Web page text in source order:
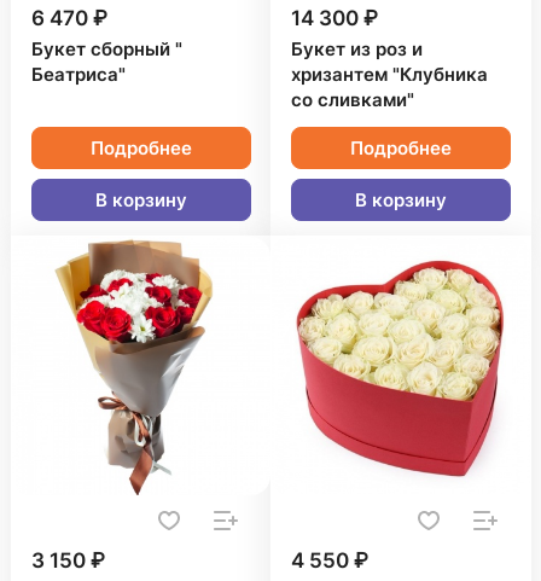
6 470 ₽
Букет сборный "
Беатриса"
Подробнее
В корзину
14 300 ₽
Букет из роз и
хризантем "Клубника
со сливками"
Подробнее
В корзину
3 150 ₽ 4 550 ₽